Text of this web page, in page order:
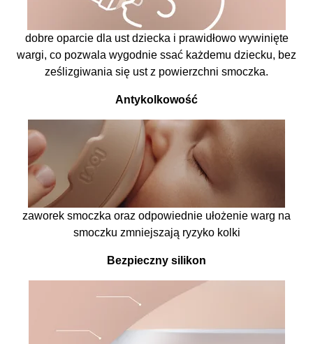
dobre oparcie dla ust dziecka i prawidłowo wywinięte
wargi, co pozwala wygodnie ssać każdemu dziecku, bez
ześlizgiwania się ust z powierzchni smoczka.
Antykolkowość
zaworek smoczka oraz odpowiednie ułożenie warg na
smoczku zmniejszają ryzyko kolki
Bezpieczny silikon